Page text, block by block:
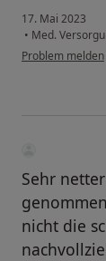
17. Mai 2023
• Med.
Problem melden
Sehr
nicht die